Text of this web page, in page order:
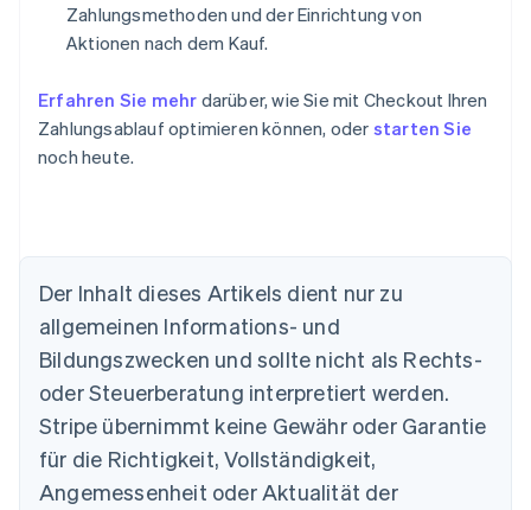
Zahlungsmethoden und der Einrichtung von
Aktionen nach dem Kauf.
Erfahren Sie mehr darüber, wie Sie mit Checkout Ihren
Zahlungsablauf optimieren können, oder starten Sie
noch heute.
Der Inhalt dieses Artikels dient nur zu
allgemeinen Informations- und
Bildungszwecken und sollte nicht als Rechts-
oder Steuerberatung interpretiert werden.
Stripe übernimmt keine Gewähr oder Garantie
für die Richtigkeit, Vollständigkeit,
Angemessenheit oder Aktualität der
Australien
English
Belgien
NederlandsFrançais DeutschEnglish
Brasilien